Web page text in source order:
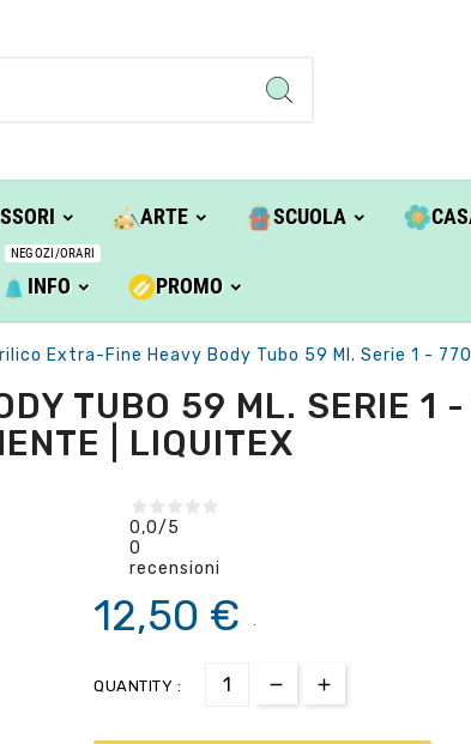
ARTE SCUOLA
INFO
NEGOZI/ORARI
PROMO
Extra-Fine Heavy Body Tubo 59 Ml. Serie 1 -
TUBO 59 ML. SERIE 1
| LIQUITEX
0,0/5
0
recensioni
12,50 €
QUANTITY :